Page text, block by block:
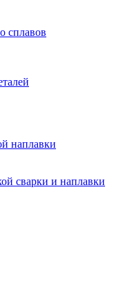
сплавов
наплавки
сварки и наплавки